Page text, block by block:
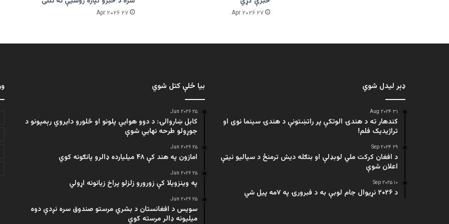
۲۷ Apr ۲۰۲۶ ۲۷ Apr ۲۰۲۶
ډېر لیدل شوي
۳۱ Aug ۲۰۲۴
کندهار ته د هندۍ الوتکې پر راتښتونې د هندۍ سینما نوی او
تراژيديک فلم!
۲۹ Sep ۲۰۲۴
د افغان کرکت ملي لوبډلې او بنګله دیش ترمنځ د سیالیو نیټې
اعلان شوې
۱۰ Sep ۲۰۲۵
د ۲۰۲۶ نړیوال جام لوبې به د فبرورۍ په ۷مه پیل شي
بیا ځلې کتل شوي
۲۵ Jun ۲۰۲۶
کابل ښاروالۍ: د دوو هوايي پلونو او څلورو دایروي رېمپونو د
جوړولو طرحه نهایي شوې
۲۵ Jun ۲۰۲۶
امازون په هند کې ۴۸ میلیارده ډالرو پانګونه کوي
۲۵ Jun ۲۰۲۶
په وینزویلا کې زورورو زلزلو پراخ زیانونه اړولي
۲۵ Jun ۲۰۲۶
سویس د افغانستان د بشري مرستو صندوق سره نږدې دوه
میلیونه ډالر مرسته کوي